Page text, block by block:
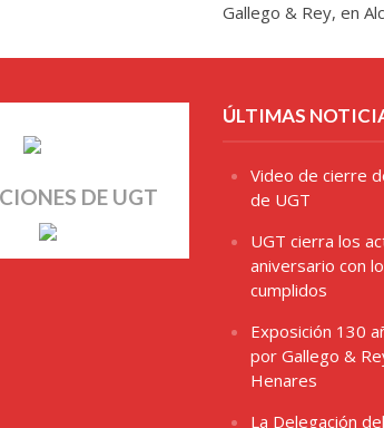
Gallego & Rey, en
DE UGT
ÚLTIMAS
Video de cierre
de UGT
UGT cierra los
aniversario con
cumplidos
Exposición 130
por Gallego &
Henares
La Delegación